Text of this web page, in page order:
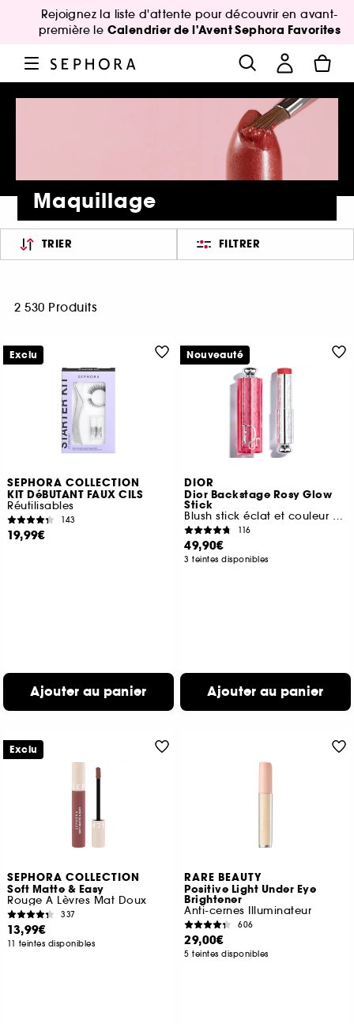
Rejoignez la liste d'attente pour découvrir en avant-
première le Calendrier de l'Avent Sephora Favorites
Maquillage
TRIER FILTRER
2 530 Produits
SEPHORA COLLECTION
KIT DéBUTANT FAUX CILS
Réutilisables
143
19,99€
Ajouter au panier
Exclu
DIOR
Dior Backstage Rosy Glow
Stick
Blush stick éclat et couleur activée par le pH
116
49,90€
3 teintes disponibles
Ajouter au panier
Nouveauté
SEPHORA COLLECTION
Soft Matte & Easy
Rouge A Lèvres Mat Doux
337
13,99€
11 teintes disponibles
Exclu
RARE BEAUTY
Positive Light Under Eye
Brightener
Anti-cernes Illuminateur
606
29,00€
5 teintes disponibles